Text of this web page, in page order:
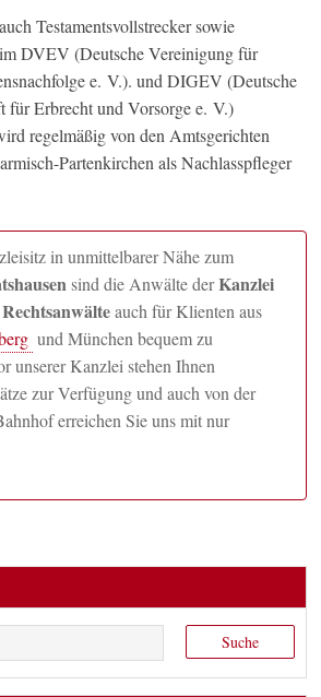
Testamentsvollstrecker sowie
DVEV (Deutsche Vereinigung für
e. V.). und DIGEV (Deutsche
für Erbrecht und Vorsorge e. V.)
regelmäßig von den Amtsgerichten
Partenkirchen als Nachlasspfleger
in unmittelbarer Nähe zum
sind die Anwälte derKanzlei
auch für Klienten aus
und München bequem zu
unserer Kanzlei stehen Ihnen
zur Verfügung und auch von der
erreichen Sie uns mit nur